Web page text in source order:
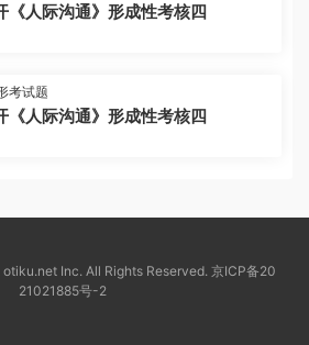
《人际沟通》形成性考核四
考试题
《人际沟通》形成性考核四
Inc. All Rights Reserved. 京ICP备20
21021885号-2